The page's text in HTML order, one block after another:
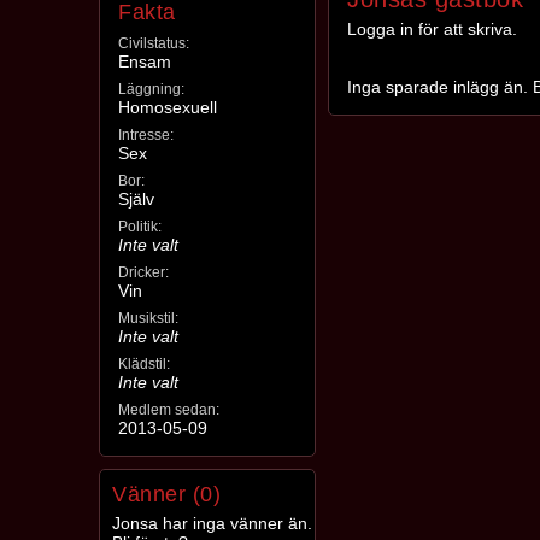
Fakta
Civilstatus:
Ensam
Läggning:
Homosexuell
Intresse:
Sex
Bor:
Själv
Politik:
Inte valt
Dricker:
Vin
Musikstil:
Inte valt
Klädstil:
Inte valt
Medlem sedan:
2013-05-09
Vänner (0)
Jonsa har inga vänner än.
Logga in för att skriva.
Inga sparade inlägg än.